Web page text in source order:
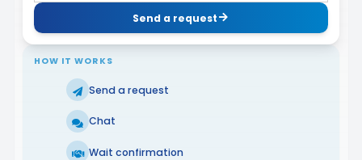
Send a request
HOW IT WORKS
Send a request
Chat
Wait confirmation